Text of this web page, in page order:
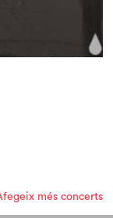
més concerts